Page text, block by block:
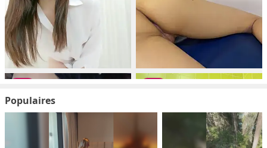
Populaires